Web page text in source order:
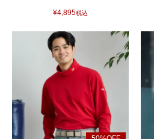
¥4,895税込